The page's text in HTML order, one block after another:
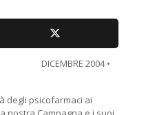
2004 •
degli psicofarmaci ai